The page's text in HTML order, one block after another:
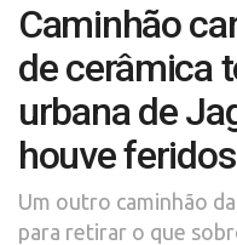
Caminhão
de cerâmica
urbana de
houve feridos
Um outro caminhão
para retirar o que